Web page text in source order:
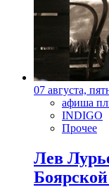
07 августа,
афиша
INDIGO
Прочее
Лев
Боярской